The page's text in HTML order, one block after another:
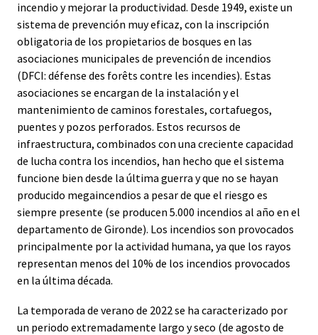
incendio y mejorar la productividad. Desde 1949, existe un
sistema de prevención muy eficaz, con la inscripción
obligatoria de los propietarios de bosques en las
asociaciones municipales de prevención de incendios
(DFCI: défense des forêts contre les incendies). Estas
asociaciones se encargan de la instalación y el
mantenimiento de caminos forestales, cortafuegos,
puentes y pozos perforados. Estos recursos de
infraestructura, combinados con una creciente capacidad
de lucha contra los incendios, han hecho que el sistema
funcione bien desde la última guerra y que no se hayan
producido megaincendios a pesar de que el riesgo es
siempre presente (se producen 5.000 incendios al año en el
departamento de Gironde). Los incendios son provocados
principalmente por la actividad humana, ya que los rayos
representan menos del 10% de los incendios provocados
en la última década.
La temporada de verano de 2022 se ha caracterizado por
un periodo extremadamente largo y seco (de agosto de